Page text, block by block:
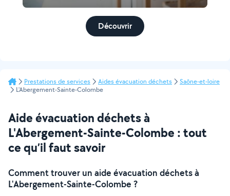
Découvrir
Prestations de services Aides évacuation déchets
Saône-et-loire
L'Abergement-Sainte-Colombe
Aide évacuation déchets à
L'Abergement-Sainte-Colombe : tout
ce qu’il faut savoir
Comment trouver un aide évacuation déchets à
L'Abergement-Sainte-Colombe ?